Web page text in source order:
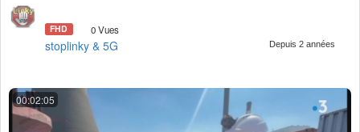
FHD 0 Vues
stoplinky & 5G Depuis 2 années
00:02:05